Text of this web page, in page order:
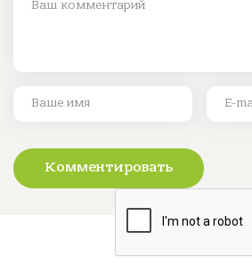
Комментировать